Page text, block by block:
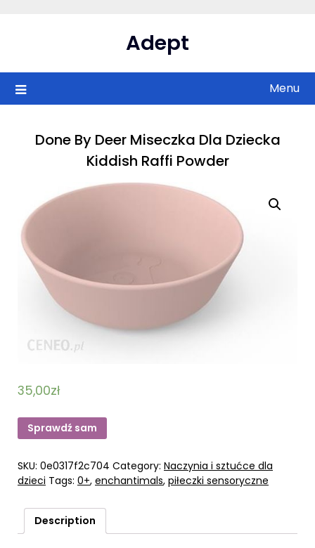
Adept
Menu
Done By Deer Miseczka Dla Dziecka
Kiddish Raffi Powder
35,00zł
Sprawdź sam
SKU: 0e0317f2c704 Category: Naczynia i sztućce dla
dzieci Tags: 0+, enchantimals, piłeczki sensoryczne
Description